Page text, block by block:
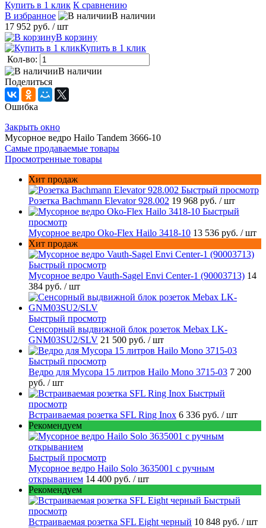
Купить в 1 клик К сравнению
В избранное
В наличии
17 952 руб. / шт
В корзину
Купить в 1 клик
Кол-во:
В наличии
Поделиться
Ошибка
Закрыть окно
Мусорное ведро Hailo Tandem 3666-10
Самые продаваемые товары
Просмотренные товары
Хит продаж
Быстрый просмотр
Розетка Bachmann Elevator 928.002 19 968 руб. / шт
Быстрый
просмотр
Мусорное ведро Oko-Flex Hailo 3418-10 13 536 руб. / шт
Хит продаж
Быстрый просмотр
Мусорное ведро Vauth-Sagel Envi Center-1 (90003713) 14
384 руб. / шт
Быстрый просмотр
Сенсорный выдвижной блок розеток Mebax LK-
GNM03SU2/SLV 21 500 руб. / шт
Быстрый просмотр
Ведро для Мусора 15 литров Hailo Mono 3715-03 7 200
руб. / шт
Быстрый
просмотр
Встраиваемая розетка SFL Ring Inox 6 336 руб. / шт
Рекомендуем
Быстрый просмотр
Мусорное ведро Hailo Solo 3635001 c ручным
открыванием 14 400 руб. / шт
Рекомендуем
Быстрый
просмотр
Встраиваемая розетка SFL Eight черный 10 848 руб. / шт